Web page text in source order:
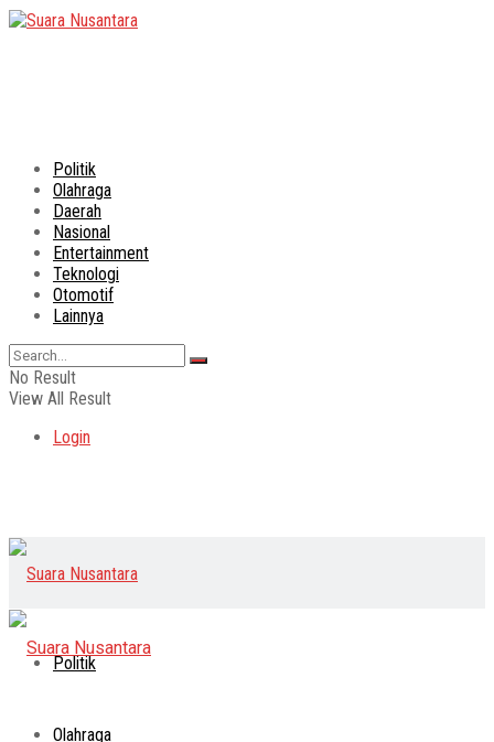
Politik
Olahraga
Daerah
Nasional
Entertainment
Teknologi
Otomotif
Lainnya
No Result
View All Result
Login
Politik
Olahraga